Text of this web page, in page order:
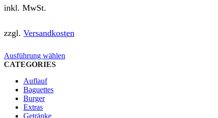
inkl. MwSt.
zzgl. Versandkosten
Ausführung wählen
CATEGORIES
Auflauf
Baguettes
Burger
Extras
Getränke